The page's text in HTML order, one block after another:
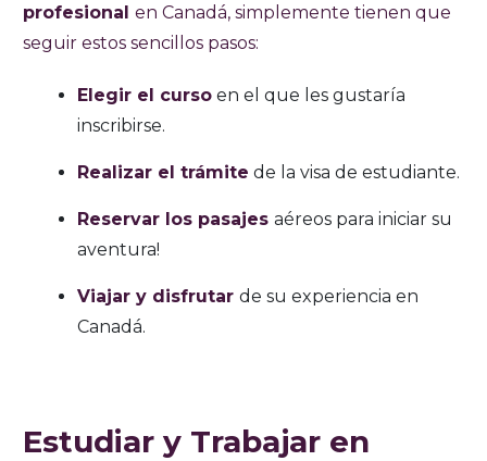
profesional en Canadá, simplemente tienen que
seguir estos sencillos pasos:
Elegir el curso en el que les gustaría
inscribirse.
Realizar el trámite de la visa de estudiante.
Reservar los pasajes aéreos para iniciar su
aventura!
Viajar y disfrutar de su experiencia en
Canadá.
Estudiar y Trabajar en